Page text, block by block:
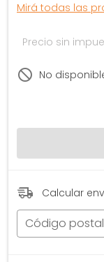
Mirá todas las
Precio sin
No
Calcular
Código postal